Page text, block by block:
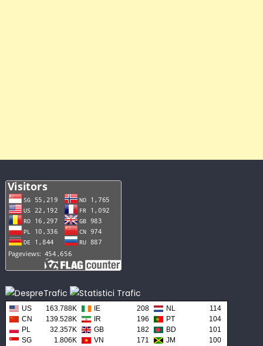
US 163.788K IE 208 NL
114
CN
139.528K IR 196 PT
104
PL
32.357K GB 182 BD
101
SG
1.806K VN 171 JM
100